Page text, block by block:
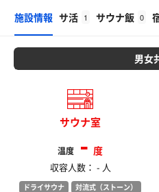
施設情報 サ活 1 サウナ飯 0
男女
サウナ室
温度 -度
収容人数： - 人
ドライサウナ
対流式（ストーン）